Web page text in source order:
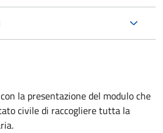
la presentazione del modulo che
civile di raccogliere tutta la